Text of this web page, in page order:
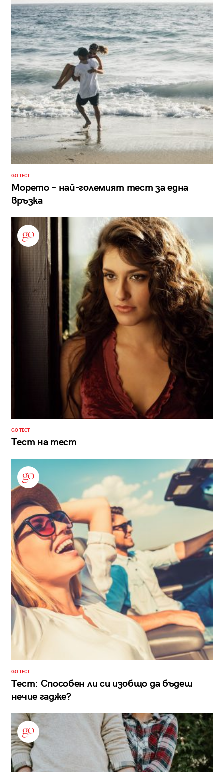
GO ТЕСТ
Морето – най-големият тест за една
връзка
GO ТЕСТ
Тест на тест
GO ТЕСТ
Тест: Способен ли си изобщо да бъдеш
нечие гадже?